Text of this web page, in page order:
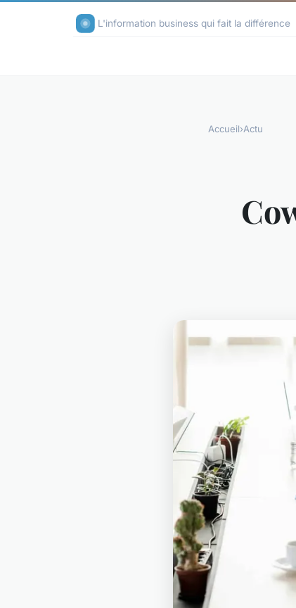
L'information business qui fait la différence
Accueil›Actu